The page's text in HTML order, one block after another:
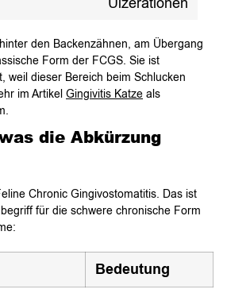
den Backenzähnen, am Übergang
Form der FCGS. Sie ist
weil dieser Bereich beim Schlucken
im Artikel Gingivitis Katze als
die Abkürzung
Chronic Gingivostomatitis. Das ist
für die schwere chronische Form
Bedeutung